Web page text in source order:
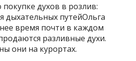
духов в розлив:
дыхательных путейОльга
время почти в каждом
разливные духи.
они на курортах.